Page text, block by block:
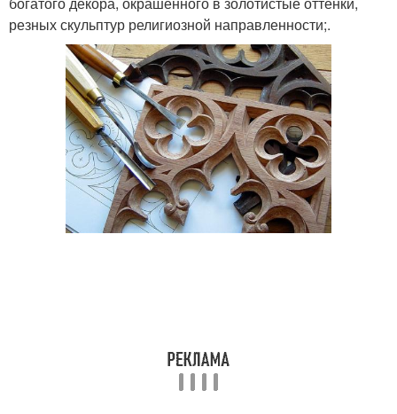
резных скульптур религиозной направленности;.